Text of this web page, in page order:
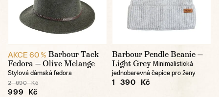
AKCE 60 % Barbour Tack
Fedora — Olive Melange
Stylová dámská fedora
2 690 Kč
999 Kč
Barbour Pendle Beanie —
Light Grey Minimalistická
jednobarevná čepice pro ženy
1 390 Kč